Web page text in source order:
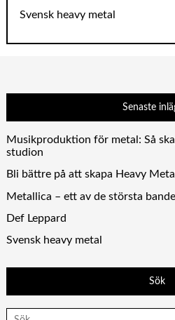
Svensk heavy metal
Senaste
Musikproduktion för metal: Så
studion
Bli bättre på att skapa Heavy
Metallica – ett av de största
Def Leppard
Svensk heavy metal
Sök
Search